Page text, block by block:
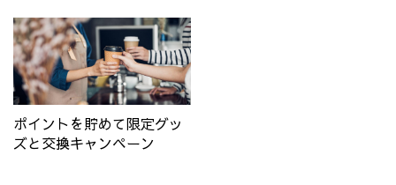
ポイントを貯めて限定グッ
ズと交換キャンペーン